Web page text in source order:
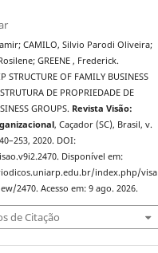
CAMILO, Silvio Parodi Oliveira;
GREENE , Frederick.
STRUCTURE OF FAMILY BUSINESS
DE PROPRIEDADE DE
GROUPS. Revista Visão:
, Caçador (SC), Brasil, v.
2020. DOI:
Disponível em:
index.php/visa
2470. Acesso em: 9 ago. 2026.
de Citação